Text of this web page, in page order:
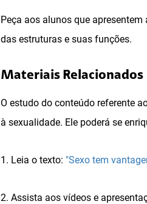
Peça aos alunos que
das estruturas e suas funções.
Materiais Relacionados
O estudo do conteúdo referente
à sexualidade. Ele poderá se
1. Leia o texto: "Sexo tem
2. Assista aos vídeos e